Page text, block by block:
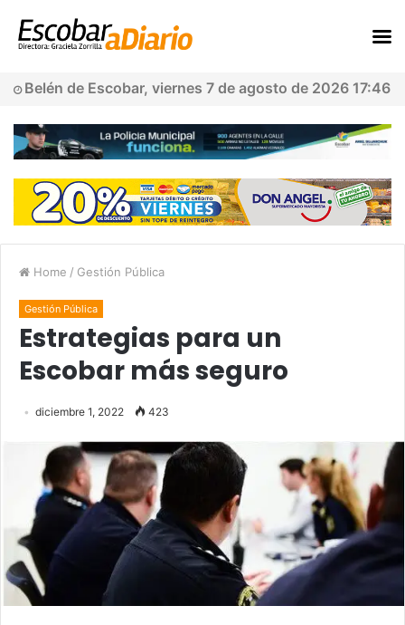
Belén de Escobar, viernes 7 de agosto de 2026 17:46
Home / Gestión Pública
Gestión Pública
Estrategias para un
Escobar más seguro
diciembre 1, 2022 423